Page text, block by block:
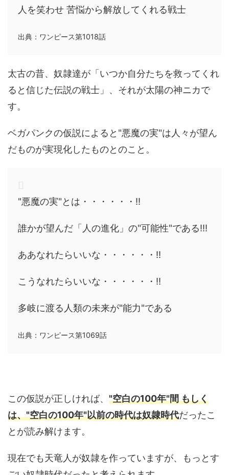
人を笑わせ 苦悩から解放してくれる戦士
出典：ワンピース第1018話
太古の昔、奴隷達が「いつか自分たちを救ってくれ
ると信じた伝説の戦士」、それが太陽の神ニカで
す。
ベガパンクの仮説によると"悪魔の実"は人々が望ん
だものが実現化したものとのこと。
"悪魔の実"とは・・・・・・!!
誰かが望んだ「人の進化」の"可能性"である!!!
ああなれたらいいな・・・・・・!!
こうなれたらいいな・・・・・・!!
多岐に渡る人類の未来が"能力"である
出典：ワンピース第1069話
この仮説が正しければ、 "空白の100年"間 もしく
は、"空白の100年"以前の時代は奴隷時代だったこ
とが読み解けます。
現在でも天竜人が奴隷を作っていますが、もっとす